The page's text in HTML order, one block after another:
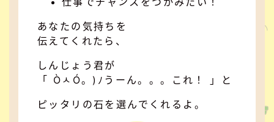
あなたの気持ちを
伝えてくれたら、
しんじょう君が
「 ÒㅅÓ。)ﾉうーん。。。これ！ 」と
ピッタリの石を選んでくれるよ。